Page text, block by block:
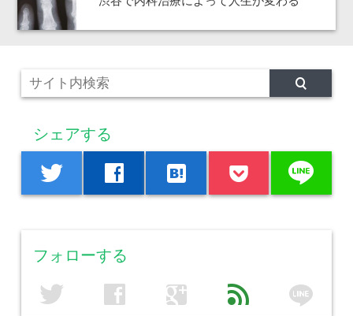
シェアする
twitter facebook hatenabookmark line
フォローする
twitter facebook google feed line